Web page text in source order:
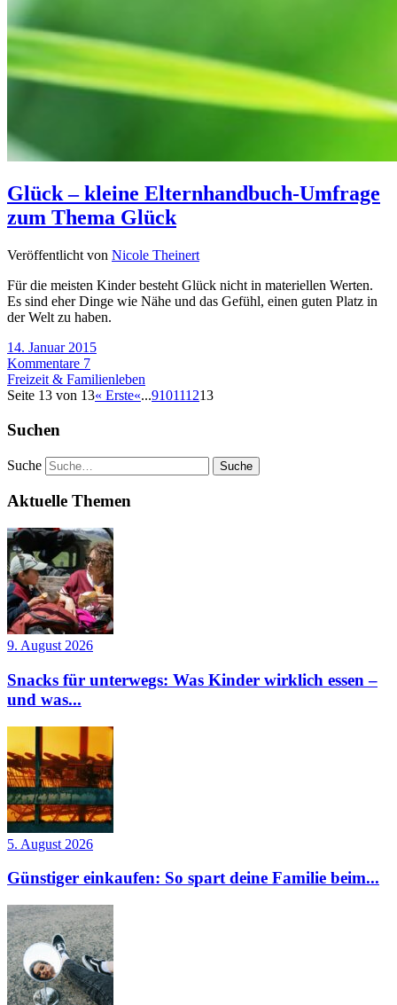
Glück – kleine Elternhandbuch-Umfrage
zum Thema Glück
Veröffentlicht von Nicole Theinert
Für die meisten Kinder besteht Glück nicht in materiellen Werten.
Es sind eher Dinge wie Nähe und das Gefühl, einen guten Platz in
der Welt zu haben.
14. Januar 2015
Kommentare 7
Freizeit & Familienleben
Seite 13 von 13« Erste«...910111213
Suchen
Suche
Aktuelle Themen
9. August 2026
Snacks für unterwegs: Was Kinder wirklich essen –
und was...
5. August 2026
Günstiger einkaufen: So spart deine Familie beim...